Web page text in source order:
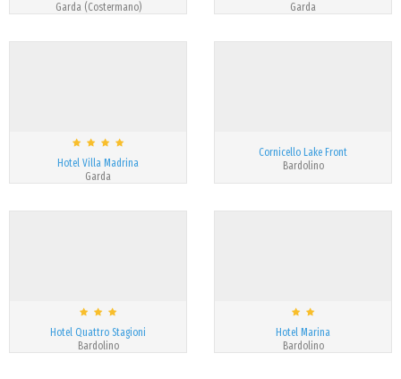
Garda (Costermano)
Garda
Hotel Villa Madrina
Garda
Cornicello Lake Front
Bardolino
Hotel Quattro Stagioni
Bardolino
Hotel Marina
Bardolino